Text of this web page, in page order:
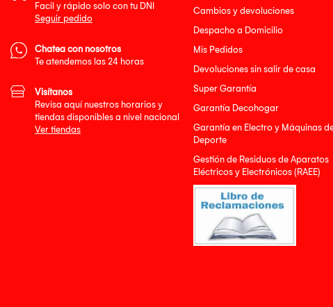
Cambios y devoluciones
Despacho a Domicilio
Mis Pedidos
Devoluciones sin salir de casa
Super Garantía
Garantía Decohogar
Garantía en Electro y Máquinas
Deporte
Gestión de Residuos de Aparatos
Eléctricos y Electrónicos (RAEE)
Facil y rápido solo con tu DNI
Seguir pedido
Chatea con nosotros
Te atendemos las 24 horas
Visítanos
Revisa aquí nuestros horarios y
tiendas disponibles a nivel nacional
Ver tiendas